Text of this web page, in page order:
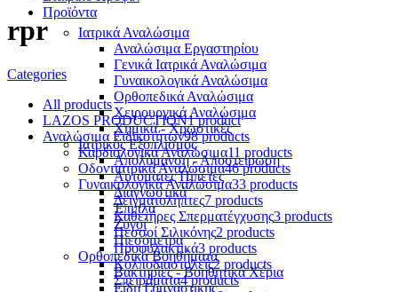
Προϊόντα
Ιατρικά Αναλώσιμα
Αναλώσιμα Εργαστηρίου
Γενικά Ιατρικά Αναλώσιμα
Γυναικολογικά Αναλώσιμα
Ορθοπεδικά Αναλώσιμα
Χειρουργικά Αναλώσιμα
Χημικά - Χρωστικές
Ιατρικός Εξοπλισμός
Απολύμανση - Αποστείρωση
Αυτόματες Πιπέτες
Διαγνωστικά
Έπιπλα
Ζυγοί
Πιεσόμετρα
Ορθοπεδικά Βοηθήματα
Βακτηρίες - Βοηθητικά Χέρια
Είδη Γυμναστικής
rpr
Categories
All products
LAZOS PRODUCTION1 product
Αναλώσιμα Ειδικοτήτων98 products
Καρδιολογικά Αναλώσιμα11 products
Οδοντιατρικά Αναλώσιμα46 products
Γυναικολογικά Αναλώσιμα33 products
Δειγματολήπτες7 products
Καθετήρες Σπερματέγχυσης3 products
Πεσσοί Σιλικόνης2 products
Προφυλακτικά3 products
Κολποδιαστολείς2 products
Σπειράματα4 products